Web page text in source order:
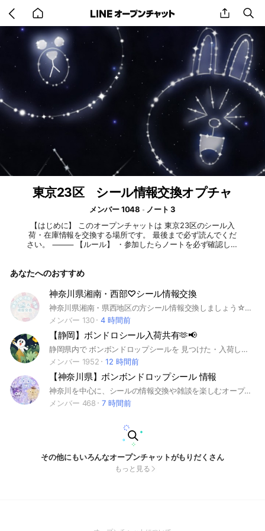
back
to
home
share
東京23区 シール情報交換オプチャ
メンバー 1048
ノート 3
【はじめに】 このオープンチャットは 東京23区のシール入
荷・在庫情報を交換する場所です。 最後まで必ず読んでくだ
さい。 ⸻ 【ルール】 ・参加したらノートを必ず確認して
ます（転売防止のため） ※承認後、アイコンは戻してOKです
フィール設定ができていない方 参加をお断りしています🙏 申
請対応は週に1回です。 ご了承ください。 最後まで読んだ方
は、 入室時の質問に「サンスター」と入力してください。
（確認のためです）
あなたへのおすすめ
神奈川県湘南・西部♡シール情報交換
神奈川県湘南・県西地区の方シール情報交換しましょう☆*。
メンバー 130
4 時間前
【静岡】ボンドロシール入荷共有🫶📢
静岡県内で ボンボンドロップシールを 見つけた・入荷していた・完売していた 情報を共有するオープンチャットです。 #ボンドロ #ボンボンドロップシール #シール帳
メンバー 1952
12 時間前
【神奈川県】ボンボンドロップシール 情報
神奈川を中心に、シールの情報交換や雑談を楽しむオープンチャットです。 有料サービスではありませんので、些細なことで騒いだり過度に気にされる方は参加をご遠慮ください。 参加後は必ずノートを見てください👀 お互いに配慮しながら、楽しく情報交換していきましょう！ #ボンボンドロップシール #神奈川県#大和#厚木#海老名#平塚#小田原#座間#秦野#町田#相模大野#湘南#横浜#みなとみらい#センター北#川崎##たまプラ #シール#シルパト#シル活
メンバー 468
7 時間前
その他にもいろんなオープンチャットがもりだくさん
もっと見る